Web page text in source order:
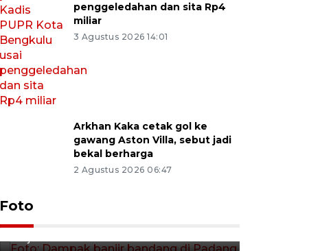
penggeledahan dan sita Rp4
miliar
3 Agustus 2026 14:01
Arkhan Kaka cetak gol ke
gawang Aston Villa, sebut jadi
bekal berharga
2 Agustus 2026 06:47
Foto
Foto: Dampak banjir bandang
di Padang